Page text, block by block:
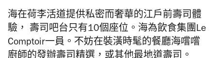
海在荷李活道提供私密而奢華的江戶前壽司體
驗， 壽司吧台只有10個座位。海為飲食集團Le
Comptoir一員。不妨在裝潢時髦的餐廳海嚐嚐